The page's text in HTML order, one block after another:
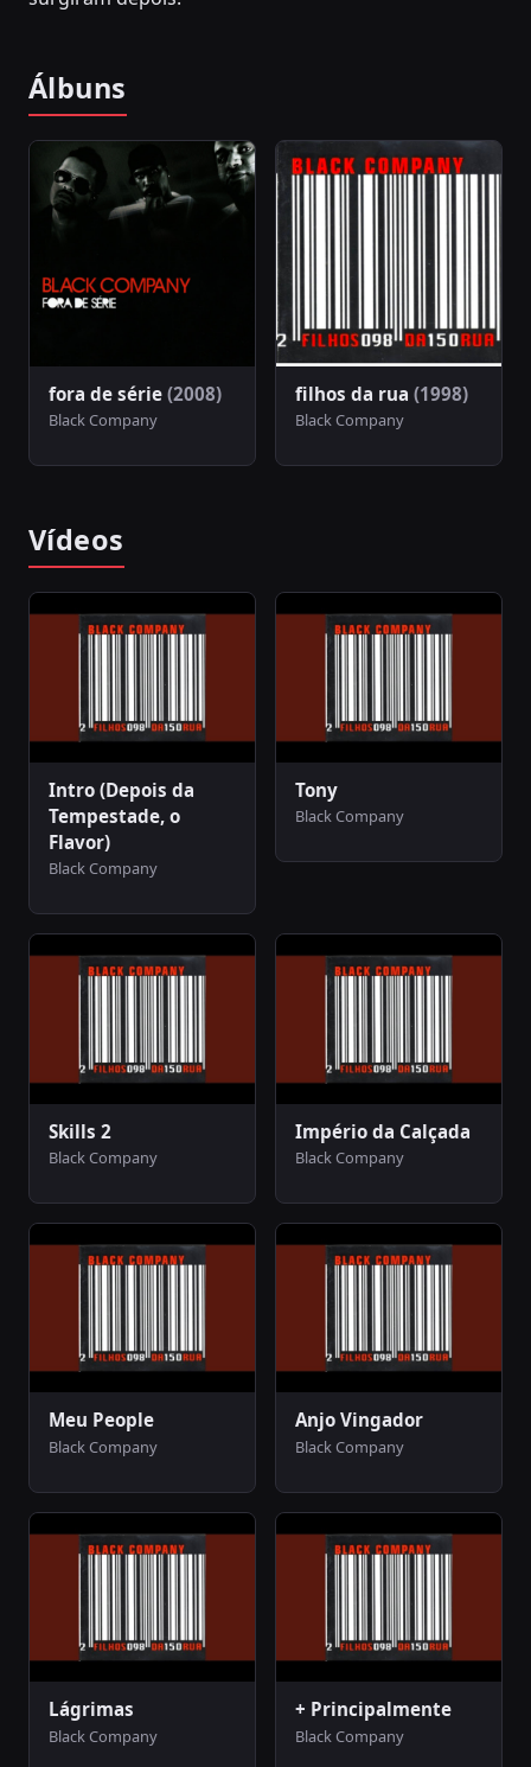
Álbuns
fora de série (2008)
Black Company
filhos da rua (1998)
Black Company
Vídeos
Intro (Depois da
Tempestade, o
Flavor)
Black Company
Tony
Black Company
Skills 2
Black Company
Império da Calçada
Black Company
Meu People
Black Company
Anjo Vingador
Black Company
Lágrimas
Black Company
+ Principalmente
Black Company